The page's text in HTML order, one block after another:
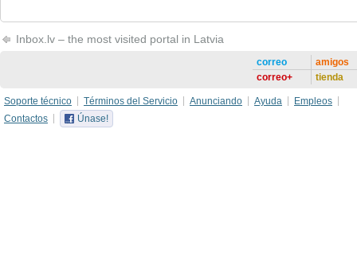
Inbox.lv – the most visited portal in Latvia
correo
correo+
amigos
tienda
Soporte técnico Términos del Servicio Anunciando Ayuda
Empleos
Contactos
Únase!